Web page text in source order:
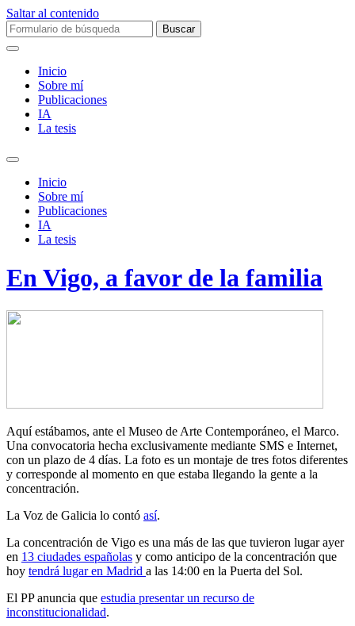
Saltar al contenido
Buscar:
Inicio
Sobre mí­
Publicaciones
IA
La tesis
Alternar
campo
búsqueda
Inicio
Sobre mí­
Publicaciones
IA
La tesis
En Vigo, a favor de la familia
Aquí estábamos, ante el Museo de Arte Contemporáneo, el Marco.
Una convocatoria hecha exclusivamente mediante SMS e Internet,
con un plazo de 4 días. La foto es un montaje de tres fotos diferentes
y corresponde al momento en que estaba llegando la gente a la
concentración.
La Voz de Galicia lo contó así.
La concentración de Vigo es una más de las que tuvieron lugar ayer
en 13 ciudades españolas y como anticipo de la concentración que
hoy tendrá lugar en Madrid a las 14:00 en la Puerta del Sol.
El PP anuncia que estudia presentar un recurso de
inconstitucionalidad.